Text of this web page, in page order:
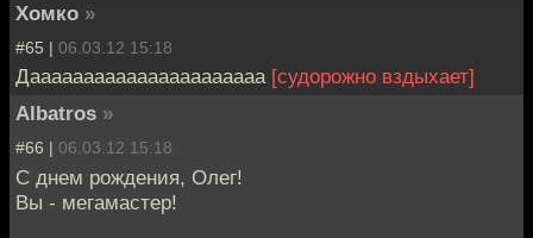
Хомко »
#65 | 06.03.12 15:18
Даааааааааааааааааааааа [судорожно вздыхает]
Albatros »
#66 | 06.03.12 15:18
С днем рождения, Олег!
Вы - мегамастер!